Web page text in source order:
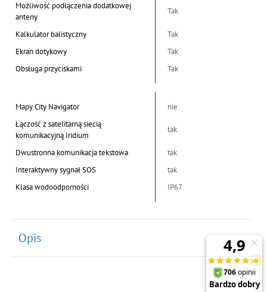
Możliwość podłączenia dodatkowej
anteny
Tak
Kalkulator balistyczny
Tak
Ekran dotykowy
Tak
Obsługa przyciskami
Tak
Mapy City Navigator
nie
Łączość z satelitarną siecią
komunikacyjną Iridium
tak
Dwustronna komunikacja tekstowa
tak
Interaktywny sygnał SOS
tak
Klasa wodoodporności
IP67
Opis